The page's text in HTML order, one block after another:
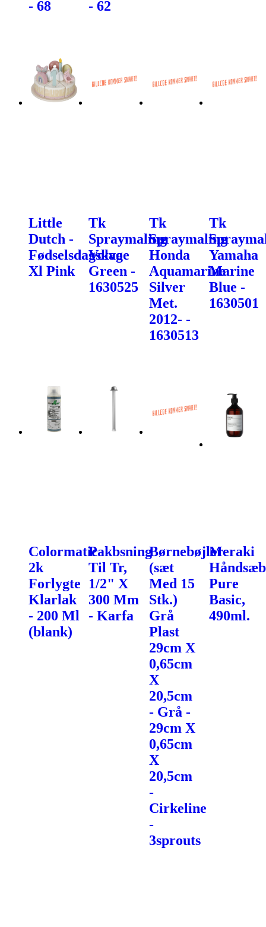
- 68
- 62
Little
Dutch -
Fødselsdagskage
Xl Pink
Tk
Spraymaling
Volvo
Green -
1630525
Tk
Spraymaling
Honda
Aquamarine
Silver
Met.
2012- -
1630513
Tk
Yamaha
Marine
Blue -
1630501
Colormatic
2k
Forlygte
Klarlak
- 200 Ml
(blank)
Pakbsning
Til Tr,
1/2" X
300 Mm
- Karfa
Børnebøjler
(sæt
Med 15
Stk.)
Grå
Plast
29cm X
0,65cm
X
20,5cm
- Grå -
29cm X
0,65cm
X
20,5cm
-
Cirkeline
-
3sprouts
Meraki
Pure
Basic,
490ml.